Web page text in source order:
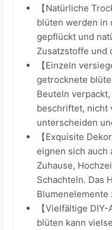
【Natürliche
blüten werden in
gepflückt und
Zusatzstoffe und
【Einzeln
getrocknete
Beuteln
beschriftet, nicht
unterscheiden
【Exquisite
eignen sich auch
Zuhause,
Schachteln. Das
Blumenelemente
【Vielfältige
blüten kann